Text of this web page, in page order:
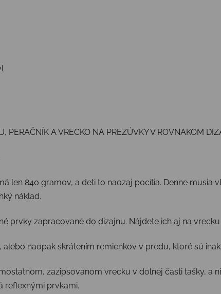
PERAČNÍK A VRECKO NA PREZÚVKY V ROVNAKOM
len 840 gramov, a deti to naozaj pocítia. Denne
náklad.
prvky zapracované do dizajnu. Nájdete ich aj na
naopak skrátením remienkov v predu, ktoré sú
zazipsovanom vrecku v dolnej časti tašky, a
reflexnými prvkami.